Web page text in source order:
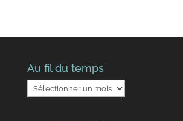
Au fil du temps
Au
fil